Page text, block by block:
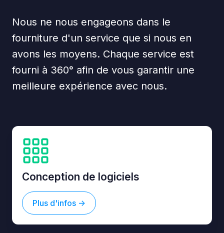
Nous ne nous engageons dans le
fourniture d'un service que si nous en
avons les moyens. Chaque service est
fourni à 360° afin de vous garantir une
meilleure expérience avec nous.
Conception de logiciels
Plus d'infos ->